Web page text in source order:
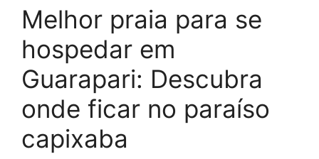
Melhor praia para se
hospedar em
Guarapari: Descubra
onde ficar no paraíso
capixaba